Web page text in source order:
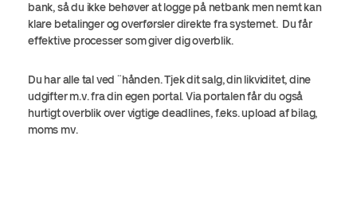
bank, så du ikke behøver at logge på netbank men nemt kan
klare betalinger og overførsler direkte fra systemet. Du får
effektive processer som giver dig overblik.
Du har alle tal ved ¨hånden. Tjek dit salg, din likviditet, dine
udgifter m.v. fra din egen portal. Via portalen får du også
hurtigt overblik over vigtige deadlines, f.eks. upload af bilag,
moms mv.